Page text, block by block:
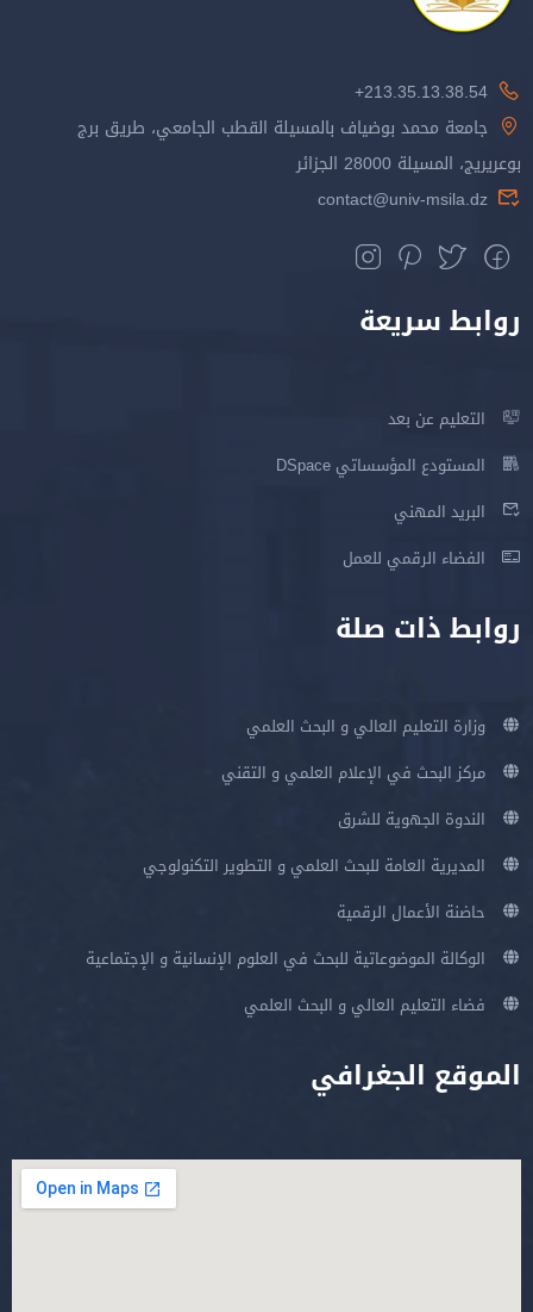
213.35.13.38.54+
جامعة محمد بوضياف بالمسيلة القطب الجامعي، طريق برج
بوعريريج، المسيلة 28000 الجزائر
contact@univ-msila.dz
روابط سريعة
التعليم عن بعد
المستودع المؤسساتي DSpace
البريد المهني
الفضاء الرقمي للعمل
روابط ذات صلة
وزارة التعليم العالي و البحث العلمي
مركز البحث في الإعلام العلمي و التقني
الندوة الجهوية للشرق
المديرية العامة للبحث العلمي و التطوير التكنولوجي
حاضنة الأعمال الرقمية
الوكالة الموضوعاتية للبحث في العلوم الإنسانية و الإجتماعية
فضاء التعليم العالي و البحث العلمي
الموقع الجغرافي